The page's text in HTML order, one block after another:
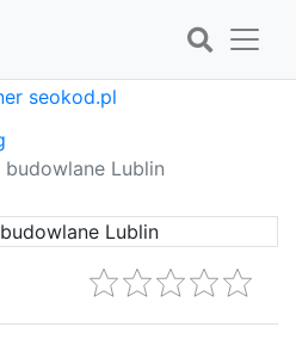
budowlane Lublin